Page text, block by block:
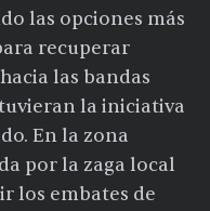
las opciones más
recuperar
las bandas
la iniciativa
En la zona
por la zaga local
los embates de